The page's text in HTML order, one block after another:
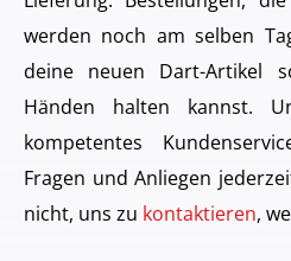
werden noch am selben
deine neuen Dart-Artikel
Händen halten kannst.
kompetentes
Fragen und Anliegen
nicht, uns zu kontaktieren,